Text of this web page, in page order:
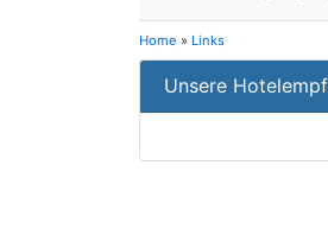
Home » Links
Unsere